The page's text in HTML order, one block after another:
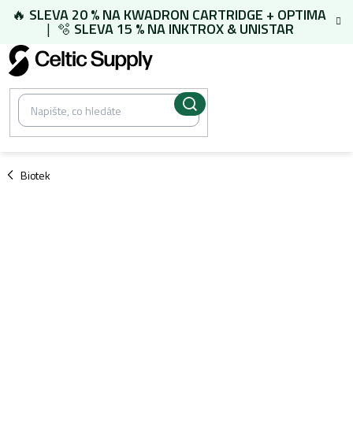
Přejít
obsah
🔥 SLEVA 20 % NAKWADRON CARTRIDGE + OPTIMA
| 🫧 SLEVA 15 % NAINKTROX & UNISTAR
Biotek
/